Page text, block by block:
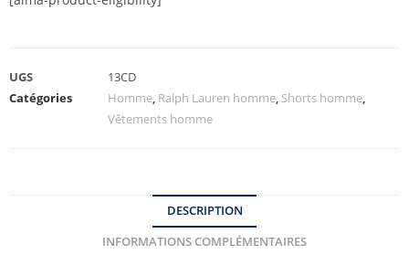
UGS
13CD
Catégories
Homme, Ralph Lauren homme, Shorts homme,
Vêtements homme
DESCRIPTION
INFORMATIONS COMPLÉMENTAIRES